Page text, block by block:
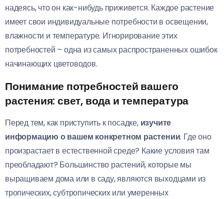
надеясь, что он как-нибудь приживется. Каждое растение
имеет свои индивидуальные потребности в освещении,
влажности и температуре. Игнорирование этих
потребностей – одна из самых распространенных ошибок
начинающих цветоводов.
Понимание потребностей вашего
растения: свет, вода и температура
Перед тем, как приступить к посадке, изучите
информацию о вашем конкретном растении. Где оно
произрастает в естественной среде? Какие условия там
преобладают? Большинство растений, которые мы
выращиваем дома или в саду, являются выходцами из
тропических, субтропических или умеренных